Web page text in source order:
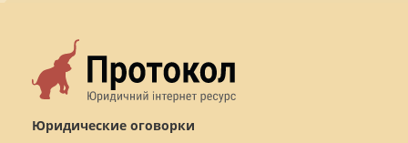
Юридические оговорки